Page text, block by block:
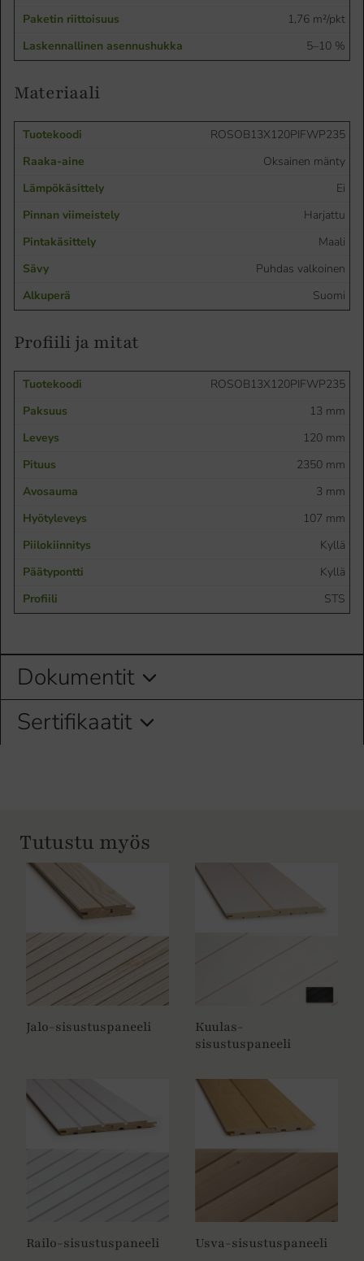
1,76 m²/pkt
5–10 %
Materiaali
ROSOB13X120PIFWP235
Oksainen mänty
Ei
Harjattu
Maali
Puhdas valkoinen
Suomi
Profiili ja mitat
ROSOB13X120PIFWP235
13 mm
120 mm
2350 mm
3 mm
107 mm
Kyllä
Kyllä
STS
Dokumentit
Sertifikaatit
Tutustu myös
Jalo-sisustuspaneeli
Kuulas-
sisustuspaneeli
Railo-sisustuspaneeli Usva-sisustuspaneeli